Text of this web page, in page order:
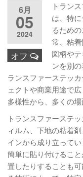
6月
05
2024
オフ
トラン
は、特
るため
常、粘
図柄や
ンを別
ランスファーステッ
ェクトや商業用途で
多様性から、多くの場
トランスファーステ
ィルム、下地の粘着
インから成り立って
簡単に貼り付けるこ
置したりすることも